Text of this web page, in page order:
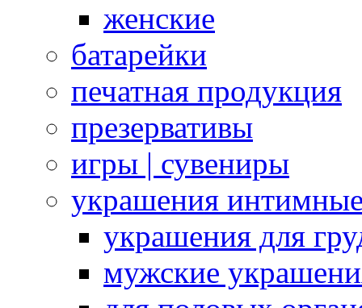
женские
батарейки
печатная продукция
презервативы
игры | сувениры
украшения
украшения для
мужские